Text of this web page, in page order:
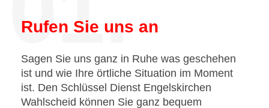
Rufen Sie uns an
Sagen Sie uns ganz in Ruhe was geschehen
ist und wie Ihre örtliche Situation im Moment
ist. Den Schlüssel Dienst Engelskirchen
Wahlscheid können Sie ganz bequem